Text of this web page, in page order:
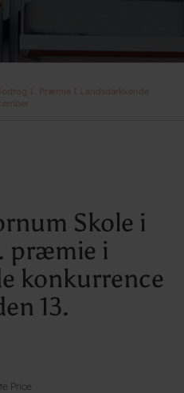
Skole i
præmie i
konkurrence
13.
Price